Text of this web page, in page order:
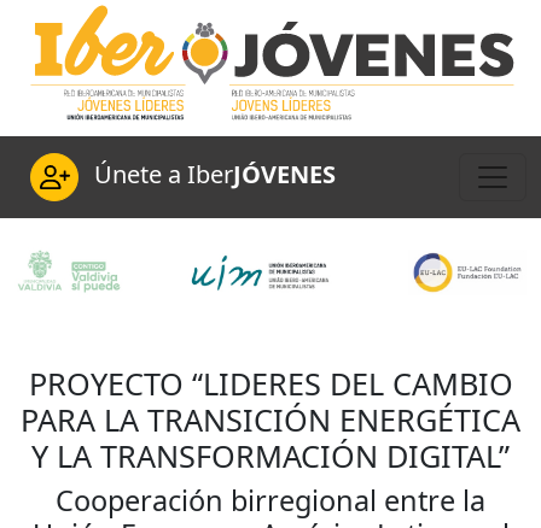
Únete a IberJÓVENES
PROYECTO “LIDERES DEL CAMBIO
PARA LA TRANSICIÓN ENERGÉTICA
Y LA TRANSFORMACIÓN DIGITAL”
Cooperación birregional entre la